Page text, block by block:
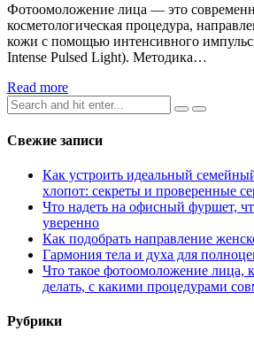
Фотоомоложение лица — это
косметологическая процедура,
кожи с помощью интенсивного
Intense Pulsed Light). Методика…
Read more
Search
for:
Свежие записи
Как устроить идеальный
хлопот: секреты и проверенные
Что надеть на офисный фуршет,
уверенно
Как подобрать направление
Гармония тела и духа для
Что такое фотоомоложение лица,
делать, с какими процедурами
Рубрики